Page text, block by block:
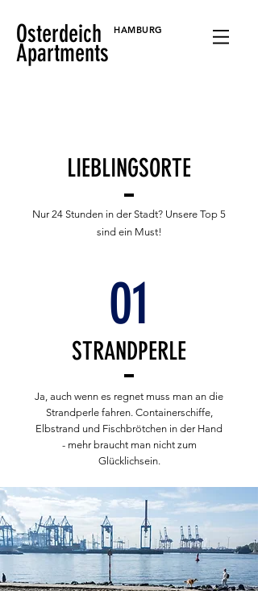
Osterdeich
Apartments
HAMBURG
LIEBLINGSORTE
Nur 24 Stunden in der Stadt? Unsere Top 5
sind ein Must!
STRANDPERLE
01
Ja, auch wenn es regnet muss man an die
Strandperle fahren. Containerschiffe,
Elbstrand und Fischbrötchen in der Hand
- mehr braucht man nicht zum
Glücklichsein.